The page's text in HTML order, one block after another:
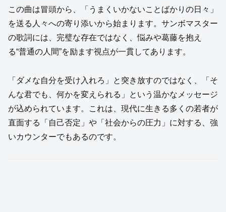
この曲は冒頭から、「うまくいかないことばかりの日々」
を送る人々への寄り添いから始まります。サンボマスター
の歌詞には、完璧な存在ではなく、悩みや葛藤を抱え
る“普通の人間”を励ます視点が一貫してあります。
「ダメな自分を受け入れろ」と突き放すのではなく、「そ
んな君でも、何かを変えられる」という温かなメッセージ
が込められています。これは、現代に生きる多くの若者が
直面する「自己否定」や「社会からの圧力」に対する、強
いカウンターでもあるのです。